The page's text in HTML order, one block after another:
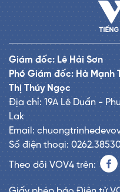
Giám đốc: Lê Hải Sơn
Phó Giám đốc: Hà Mạnh
Thị Thúy Ngọc
Địa chỉ: 19A Lê Duẩn -
Lak
Email:
Số điện thoại:
Theo dõi VOV4 trên: